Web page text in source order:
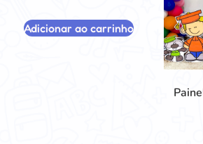
Adicionar ao carrinho